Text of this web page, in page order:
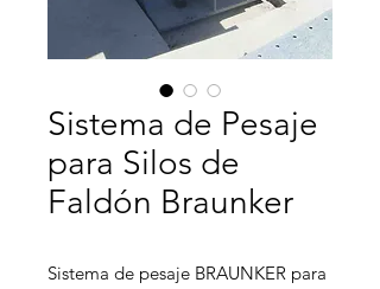
Sistema de Pesaje
para Silos de
Faldón Braunker
Sistema de pesaje BRAUNKER para